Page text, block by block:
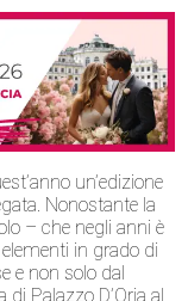
un’edizione
Nonostante la
– che negli anni è
in grado di
e non solo dal
Palazzo D’Oria al